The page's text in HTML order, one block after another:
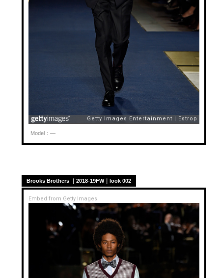
Model：—
Brooks Brothers ｜2018-19FW｜look 002
Embed from Getty Images